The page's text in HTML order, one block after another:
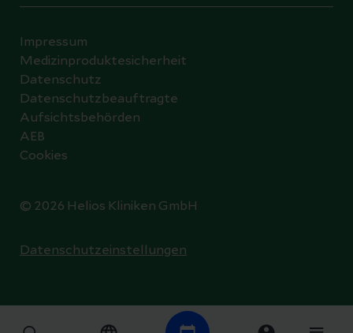
© 2026 Helios Kliniken GmbH
Impressum
Medizinproduktesicherheit
Datenschutz
Datenschutzbeauftragte
Aufsichtsbehörden
AEB
Cookies
Datenschutzeinstellungen